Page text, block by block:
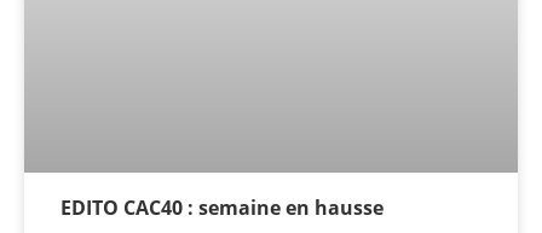
EDITO CAC40 : semaine en hausse